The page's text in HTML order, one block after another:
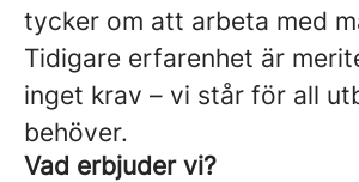
tycker om att arbeta med
Tidigare erfarenhet är
inget krav – vi står för all
behöver.
Vad erbjuder vi?